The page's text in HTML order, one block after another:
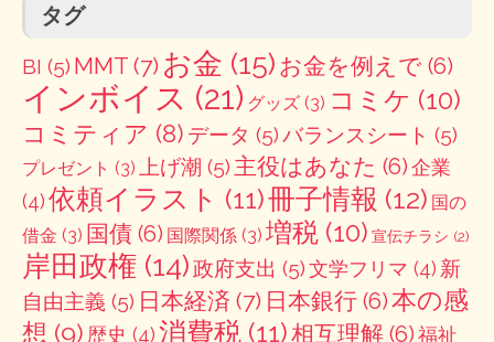
タグ
BI (5) MMT (7) お金 (15) お金を例えで (6)
インボイス (21) グッズ (3) コミケ (10)
コミティア (8) データ (5)バランスシート (5)
プレゼント (3) 上げ潮 (5) 主役はあなた (6)企業
(4)依頼イラスト (11)冊子情報 (12) 国の
借金 (3) 国債 (6) 国際関係 (3) 増税 (10) 宣伝チラシ (2)
岸田政権 (14)政府支出 (5)文学フリマ (4) 新
自由主義 (5) 日本経済 (7) 日本銀行 (6)本の感
想 (9) 歴史 (4)消費税 (11)相互理解 (6)福祉